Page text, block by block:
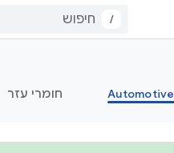
/
Automotive חומרי עזר